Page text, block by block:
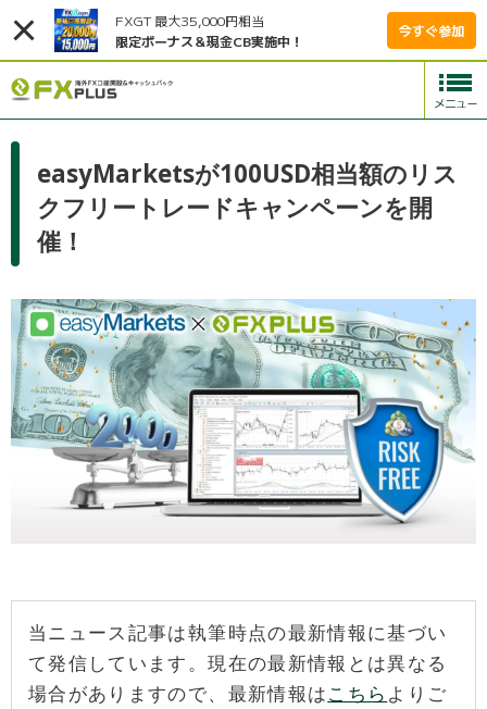
FXGT 最大35,000円相当
限定ボーナス＆現金CB実施中！
今すぐ参加
easyMarketsが100USD相当額のリス
クフリートレードキャンペーンを開
催！
当ニュース記事は執筆時点の最新情報に基づい
て発信しています。現在の最新情報とは異なる
場合がありますので、最新情報はこちら よりご